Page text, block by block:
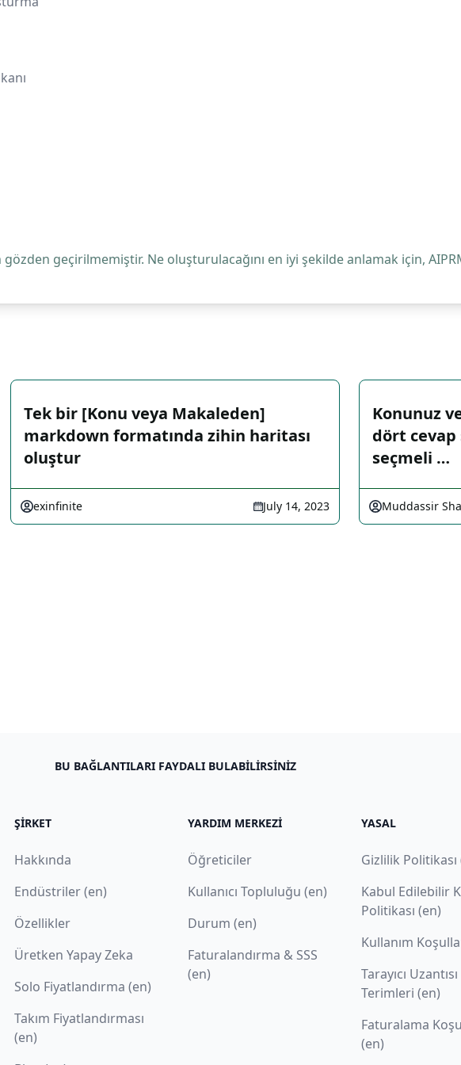
gözden geçirilmemiştir. Ne oluşturulacağını en iyi şekilde anlamak için,
Tek bir [Konu veya Makaleden]
markdown formatında zihin haritası
oluştur
exinfinite July 14, 2023
Konunuz
dört cevap
seçmeli …
Muddassir
BU BAĞLANTILARI FAYDALI BULABILIRSINIZ
ŞIRKET
Hakkında
Endüstriler (en)
Özellikler
Üretken Yapay Zeka
Solo Fiyatlandırma (en)
Takım Fiyatlandırması
(en)
YARDIM MERKEZI
Öğreticiler
Kullanıcı Topluluğu (en)
Durum (en)
Faturalandırma & SSS
(en)
YASAL
Gizlilik Politikası
Kabul Edilebilir
Politikası (en)
Kullanım
Tarayıcı Uzantısı
Terimleri (en)
Faturalama
(en)